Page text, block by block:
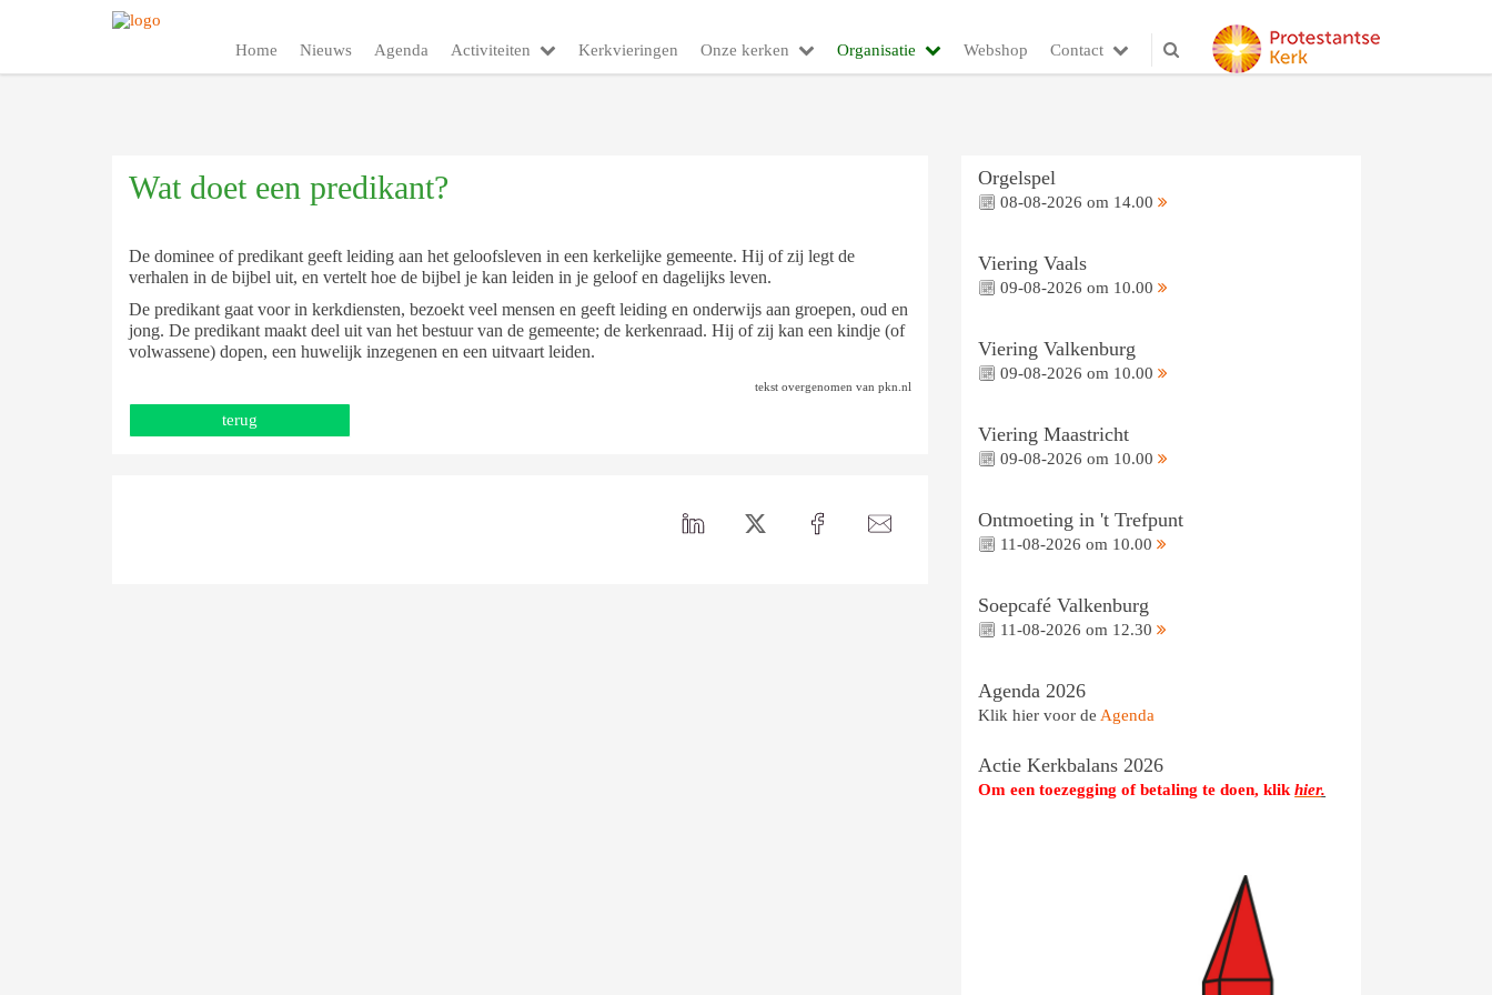
Home Nieuws Agenda Activiteiten Kerkvieringen Onze kerken Organisatie Webshop Contact
Wat doet een predikant?
De dominee of predikant geeft leiding aan het geloofsleven in een kerkelijke gemeente. Hij of zij legt de
verhalen in de bijbel uit, en vertelt hoe de bijbel je kan leiden in je geloof en dagelijks leven.
De predikant gaat voor in kerkdiensten, bezoekt veel mensen en geeft leiding en onderwijs aan groepen, oud en
jong. De predikant maakt deel uit van het bestuur van de gemeente; de kerkenraad. Hij of zij kan een kindje (of
volwassene) dopen, een huwelijk inzegenen en een uitvaart leiden.
tekst overgenomen van pkn.nl
terug
Orgelspel
08-08-2026 om 14.00
Viering Vaals
09-08-2026 om 10.00
Viering Valkenburg
09-08-2026 om 10.00
Viering Maastricht
09-08-2026 om 10.00
Ontmoeting in 't Trefpunt
11-08-2026 om 10.00
Soepcafé Valkenburg
11-08-2026 om 12.30
Agenda 2026
Klik hier voor de Agenda
Actie Kerkbalans 2026
Om een toezegging of betaling te doen, klikhier.